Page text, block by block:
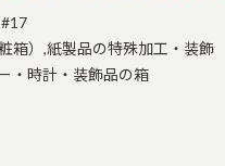
箱）,紙製品の特殊加工・装飾
・時計・装飾品の箱